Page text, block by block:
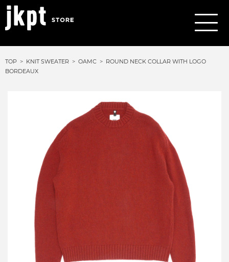
TOP KNIT SWEATER OAMC
ROUND NECK COLLAR WITH LOGO
BORDEAUX